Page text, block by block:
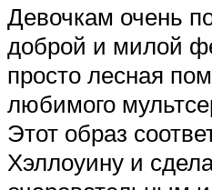
Девочкам очень
доброй и милой
просто лесная
любимого
Этот образ
Хэллоуину и